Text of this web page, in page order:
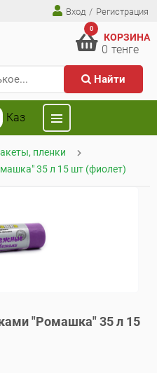
Вход / Регистрация
Найти
0
КОРЗИНА
0 тенге
Каз
пленки
35 л 15 шт (фиолет)
"Ромашка" 35 л 15